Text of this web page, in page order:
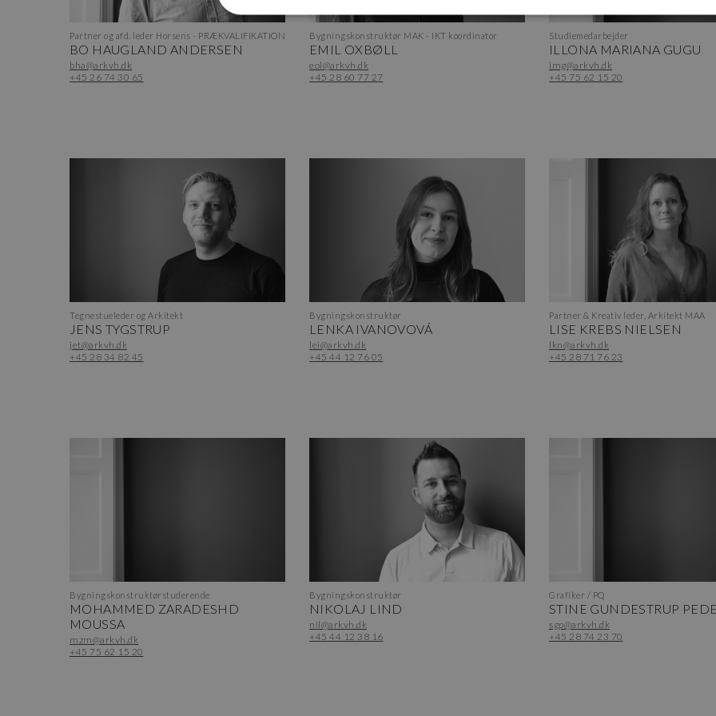
Partner og afd. leder Horsens - PRÆKVALIFIKATION
BO HAUGLAND ANDERSEN
bha@arkvh.dk
+45 26 74 30 65
Bygningskonstruktør MAK - IKT koordinator
EMIL OXBØLL
eol@arkvh.dk
+45 28 60 77 27
Studiemedarbejder
ILLONA MARIANA GUGU
img@arkvh.dk
+45 75 62 15 20
Tegnestueleder og Arkitekt
JENS TYGSTRUP
jet@arkvh.dk
+45 28 34 82 45
Bygningskonstruktør
LENKA IVANOVOVÁ
lei@arkvh.dk
+45 44 12 76 05
Partner & Kreativ leder, Arkitekt MAA
LISE KREBS NIELSEN
lkn@arkvh.dk
+45 28 71 76 23
Bygningskonstruktørstuderende
MOHAMMED ZARADESHD
MOUSSA
mzm@arkvh.dk
+45 75 62 15 20
Bygningskonstruktør
NIKOLAJ LIND
nil@arkvh.dk
+45 44 12 38 16
Grafiker / PQ
STINE GUNDESTRUP
sgp@arkvh.dk
+45 28 74 23 70